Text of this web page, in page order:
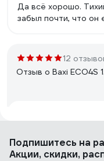
Да всё хорошо.
забыл почти, что он
12
Отзыв о Baxi ECO4S
Подпишитесь на
Акции, скидки,